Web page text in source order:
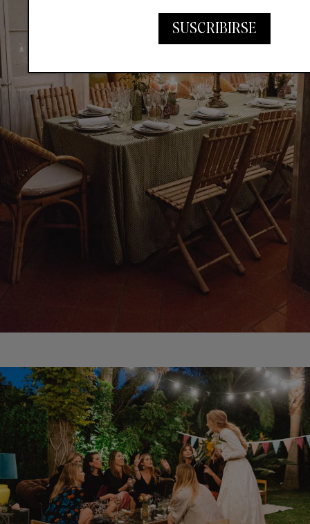
SUSCRIBIRSE